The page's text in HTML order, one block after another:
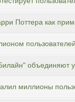
Поттера как
пользователей
объединяют
миллионы